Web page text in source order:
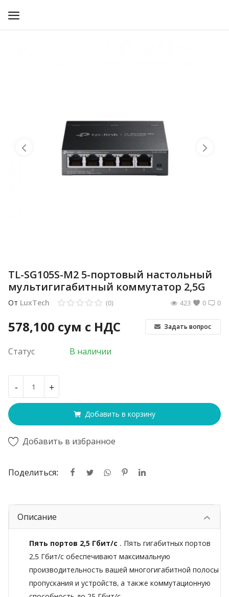
TL-SG105S-M2 5-портовый настольный
мультигигабитный коммутатор 2,5G
От LuxTech 0
(0) 0
423
578,100 сум с НДС Задать вопрос
Статус В наличии
- +
Добавить в корзину
Добавить в избранное
Поделиться:
Описание
Пять портов 2,5 Гбит/с . Пять гигабитных портов
2,5 Гбит/с обеспечивают максимальную
производительность вашей многогигабитной полосы
пропускания и устройств, а также коммутационную